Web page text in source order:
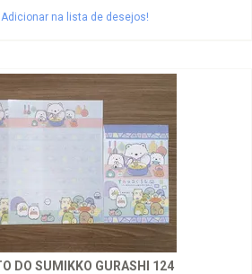
Adicionar na lista de desejos!
CONJUNTO DO SUMIKKO GURASHI 124